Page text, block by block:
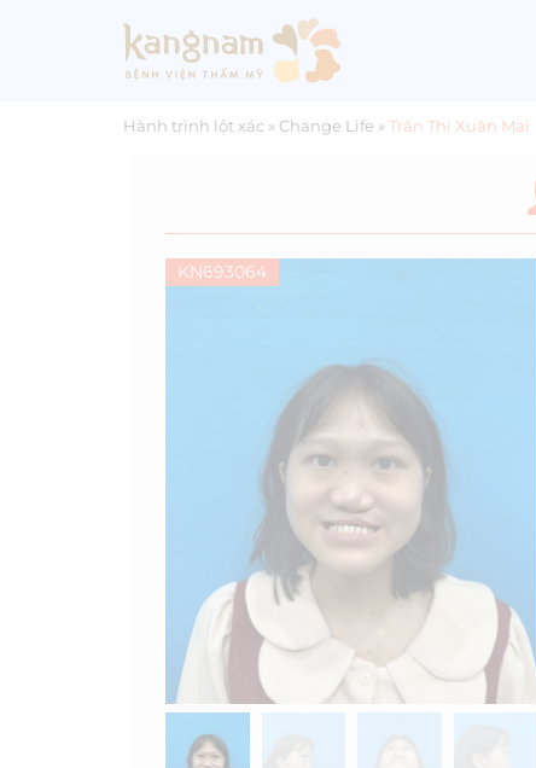
Hành trình lột xác » Change Life » Trần Thị Xuân Mai
KN693064